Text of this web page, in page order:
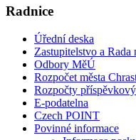
Radnice
Úřední deska
Zastupitelstvo a Rada
Odbory MěÚ
Rozpočet města
Rozpočty
E-podatelna
Czech POINT
Povinné informace